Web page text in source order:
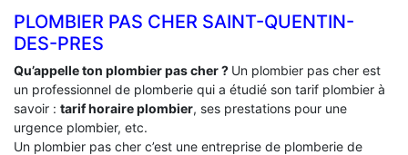
PLOMBIER PAS CHER SAINT-QUENTIN-
DES-PRES
Qu’appelle ton plombier pas cher ? Un plombier pas cher est
un professionnel de plomberie qui a étudié son tarif plombier à
savoir : tarif horaire plombier, ses prestations pour une
urgence plombier, etc.
Un plombier pas cher c’est une entreprise de plomberie de